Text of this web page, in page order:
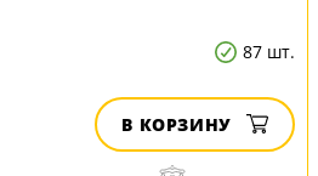
87 шт.
В КОРЗИНУ